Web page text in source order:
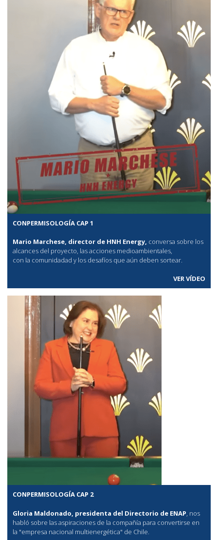
CONPERMISOLOGÍA CAP 1
Mario Marchese, director de HNH Energy, conversa sobre los
alcances del proyecto, las acciones medioambientales,
con la comunidadad y los desafíos que aún deben sortear.
VER VÍDEO
CONPERMISOLOGÍA CAP 2
Gloria Maldonado, presidenta del Directorio de ENAP, nos
habló sobre las aspiraciones de la compañía para convertirse en
la "empresa nacional multienergética" de Chile.